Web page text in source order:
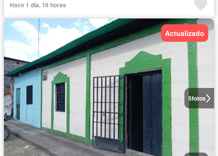
Hace 1 día, 16 horas
5fotos
Actualizado